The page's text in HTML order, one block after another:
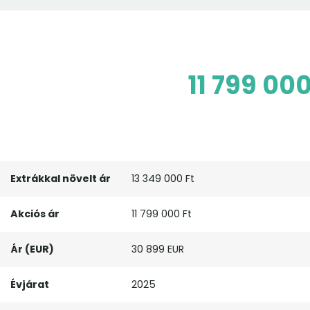
11 799
Extrákkal növelt ár 13 349 000 Ft
Akciós ár 11 799 000 Ft
Ár (EUR) 30 899 EUR
Évjárat 2025